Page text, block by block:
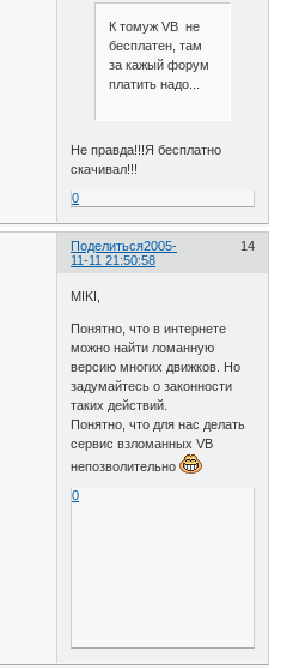
К томуж VB не
бесплатен, там
за кажый форум
платить надо...
Не правда!!!Я бесплатно
скачивал!!!
0
Поделиться 14
2005-
11-11 21:50:58
MIKI,
Понятно, что в интернете
можно найти ломанную
версию многих движков. Но
задумайтесь о законности
таких действий.
Понятно, что для нас делать
сервис взломанных VB
непозволительно
0